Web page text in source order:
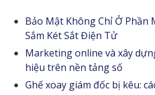
Bảo Mật Không Chỉ Ở Phần
Sắm Két Sắt Điện Tử
Marketing online và xây
hiệu trên nền tảng số
Ghế xoay giám đốc bị kêu: